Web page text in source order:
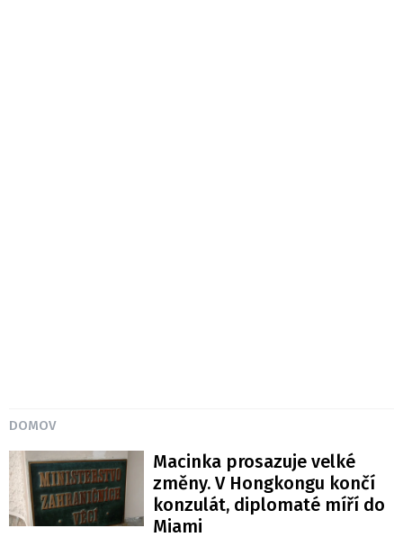
DOMOV
Macinka prosazuje velké
změny. V Hongkongu končí
konzulát, diplomaté míří do
Miami